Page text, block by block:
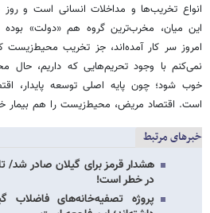
انواع تخریب‌ها و مداخلات انسانی است و
این میان، مخرب‌ترین گروه هم «دولت»
امروز سر کار آمده‌اند، جز تخریب محیط‌زیست
نمی‌کنم با وجود تحریم‌هایی که داریم،
خوب شود؛ چون پایه اصلی توسعه پایدار،
است. اقتصاد مریض، محیط‌زیست را هم بیمار
خبرهای مرتبط
هشدار قرمز برای گیلان صادر شد/
در خطر است!